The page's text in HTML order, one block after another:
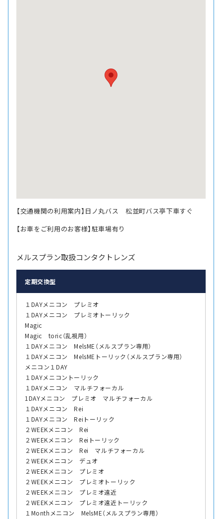
【交通機関の利用案内】日ノ丸バス 松並町バス亭下車すぐ
【お車をご利用のお客様】駐車場有り
メルスプラン取扱コンタクトレンズ
定期交換型
１DAYメニコン プレミオ
１DAYメニコン プレミオトーリック
Magic
Magic toric（乱視用）
１DAYメニコン MelsME（メルスプラン専用）
１DAYメニコン MelsMEトーリック（メルスプラン専用）
メニコン１DAY
１DAYメニコントーリック
１DAYメニコン マルチフォーカル
1DAYメニコン プレミオ マルチフォーカル
１DAYメニコン Rei
１DAYメニコン Reiトーリック
２WEEKメニコン Rei
２WEEKメニコン Reiトーリック
２WEEKメニコン Rei マルチフォーカル
２WEEKメニコン デュオ
２WEEKメニコン プレミオ
２WEEKメニコン プレミオトーリック
２WEEKメニコン プレミオ遠近
２WEEKメニコン プレミオ遠近トーリック
１Monthメニコン MelsME（メルスプラン専用）